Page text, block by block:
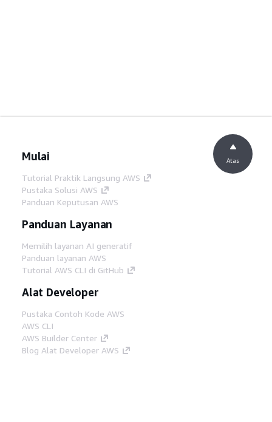
Mulai
Tutorial Praktik Langsung AWS
Pustaka Solusi AWS
Panduan Keputusan AWS
Panduan Layanan
Memilih layanan AI generatif
Panduan layanan AWS
Tutorial AWS CLI di GitHub
Alat Developer
Pustaka Contoh Kode AWS
AWS CLI
AWS Builder Center
Blog Alat Developer AWS
Atas